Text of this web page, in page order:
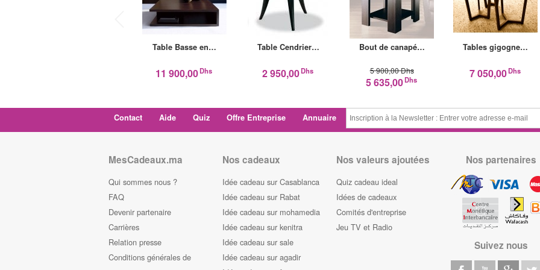
Table Basse en…
11 900,00Dhs
Table Cendrier…
2 950,00Dhs
Bout de canapé…
5 900,00 Dhs
5 635,00Dhs
Tables gigogne…
7 050,00Dhs
Contact Aide Quiz Offre Entreprise Annuaire
MesCadeaux.ma
Qui sommes nous ?
FAQ
Devenir partenaire
Carrières
Relation presse
Conditions générales de
Nos cadeaux
Idée cadeau sur Casablanca
Idée cadeau sur Rabat
Idée cadeau sur mohamedia
Idée cadeau sur kenitra
Idée cadeau sur sale
Idée cadeau sur agadir
Nos valeurs ajoutées
Quiz cadeau ideal
Idées de cadeaux
Comités d'entreprise
Jeu TV et Radio
Nos partenaires
Suivez nous